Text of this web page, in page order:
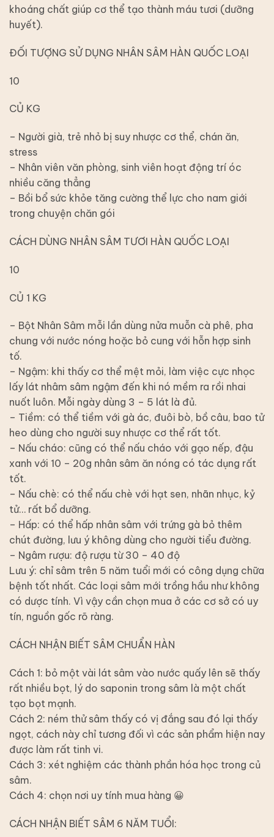
khoáng chất giúp cơ thể tạo thành máu tươi (dưỡng
huyết).
ĐỐI TƯỢNG SỬ DỤNG NHÂN SÂM HÀN QUỐC LOẠI
10
CỦ KG
– Người già, trẻ nhỏ bị suy nhược cơ thể, chán ăn,
stress
– Nhân viên văn phòng, sinh viên hoạt động trí óc
nhiều căng thẳng
– Bồi bổ sức khỏe tăng cường thể lực cho nam giới
trong chuyện chăn gói
CÁCH DÙNG NHÂN SÂM TƯƠI HÀN QUỐC LOẠI
10
CỦ 1 KG
– Bột Nhân Sâm mỗi lần dùng nửa muỗn cà phê, pha
chung với nước nóng hoặc bỏ cung với hỗn hợp sinh
tố.
– Ngậm: khi thấy cơ thể mệt mỏi, làm việc cực nhọc
lấy lát nhâm sâm ngậm đến khi nó mềm ra rồi nhai
nuốt luôn. Mỗi ngày dùng 3 – 5 lát là đủ.
– Tiềm: có thể tiềm với gà ác, đuôi bò, bồ câu, bao tử
heo dùng cho người suy nhược cơ thể rất tốt.
– Nấu cháo: cũng có thể nấu cháo với gạo nếp, đậu
xanh với 10 – 20g nhân sâm ăn nóng có tác dụng rất
tốt.
– Nấu chè: có thể nấu chè với hạt sen, nhãn nhục, kỷ
tử… rất bổ dưỡng.
– Hấp: có thể hấp nhân sâm với trứng gà bỏ thêm
chút đường, lưu ý không dùng cho người tiểu đường.
– Ngâm rượu: độ rượu từ 30 – 40 độ
Lưu ý: chỉ sâm trên 5 năm tuổi mới có công dụng chữa
bệnh tốt nhất. Các loại sâm mới trồng hầu như không
có dược tính. Vì vậy cần chọn mua ở các cơ sở có uy
tín, nguồn gốc rõ ràng.
CÁCH NHẬN BIẾT SÂM CHUẨN HÀN
Cách 1: bỏ một vài lát sâm vào nước quấy lên sẽ thấy
rất nhiều bọt, lý do saponin trong sâm là một chất
tạo bọt mạnh.
Cách 2: ném thử sâm thấy có vị đắng sau đó lại thấy
ngọt, cách này chỉ tương đối vì các sản phẩm hiện nay
được làm rất tinh vi.
Cách 3: xét nghiệm các thành phần hóa học trong củ
sâm.
Cách 4: chọn nơi uy tính mua hàng 😀
CÁCH NHẬN BIẾT SÂM 6 NĂM TUỔI: